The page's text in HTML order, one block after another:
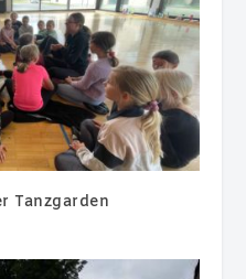
Tanzgarden